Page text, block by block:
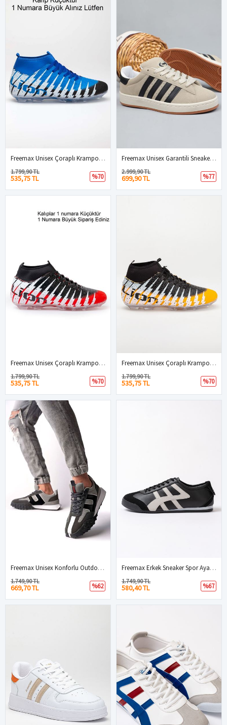
Freemax Unisex Çoraplı Krampon Futbol Ayakkabısı Siyah Sax
535,75 TL
1.799,90 TL
%70
Freemax Unisex Garantili Sneaker Spor Ayakkabı. Kum Siyah
699,90 TL
2.999,90 TL
%77
Freemax Unisex Çoraplı Krampon Futbol Ayakkabısı Kırmızı Siyah
535,75 TL
1.799,90 TL
%70
Freemax Unisex Çoraplı Krampon Futbol Ayakkabısı Hardal Siyah
535,75 TL
1.799,90 TL
%70
Freemax Unisex Konforlu Outdoor Spor Ayakkabı 2356 Füme Buz
669,70 TL
1.749,90 TL
%62
Freemax Erkek Sneaker Spor Ayakkabı 614 Siyah Buz
580,40 TL
1.749,90 TL
%67